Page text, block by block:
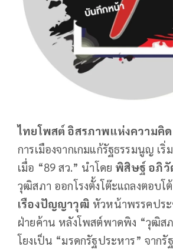
ไทยโพสต์ อิสรภาพแห่งความคิด
การเมืองจากเกมแก้รัฐธรรมนูญ เ
เมื่อ “89 สว.” นำโดย พิสิษฐ์ อภิ
วุฒิสภา ออกโรงตั้งโต๊ะแถลงตอบโต้
เรืองปัญญาวุฒิ หัวหน้าพรรคปร
ฝ่ายค้าน หลังโพสต์พาดพิง “วุฒิส
โยงเป็น “มรดกรัฐประหาร” จาก